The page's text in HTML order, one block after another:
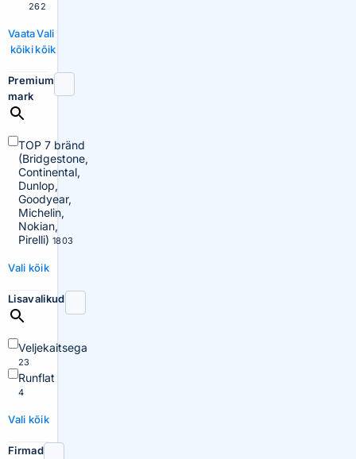
262
Vaata
kõiki
Vali
kõik
Premium
mark
TOP 7 bränd
(Bridgestone,
Continental,
Dunlop,
Goodyear,
Michelin,
Nokian,
Pirelli) 1803
Vali kõik
Lisavalikud
Veljekaitsega
23
Runflat
4
Vali kõik
Firmad